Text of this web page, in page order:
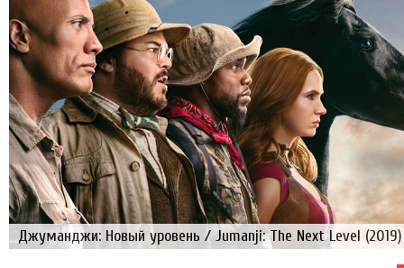
Джуманджи: Новый уровень / Jumanji: The Next Level (2019)